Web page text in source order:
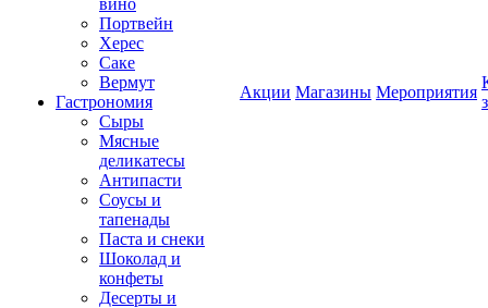
вино
Портвейн
Херес
Саке
Вермут
Гастрономия
Сыры
Мясные
деликатесы
Антипасти
Соусы и
тапенады
Паста и снеки
Шоколад и
конфеты
Десерты и
Акции Магазины Мероприятия